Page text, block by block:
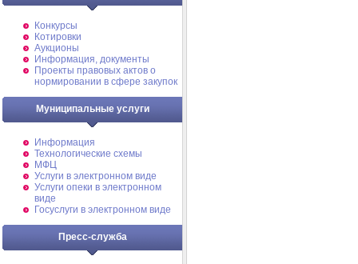
Конкурсы
Котировки
Аукционы
Информация, документы
Проекты правовых актов о
нормировании в сфере закупок
Муниципальные услуги
Информация
Технологические схемы
МФЦ
Услуги в электронном виде
Услуги опеки в электронном
виде
Госуслуги в электронном виде
Пресс-служба